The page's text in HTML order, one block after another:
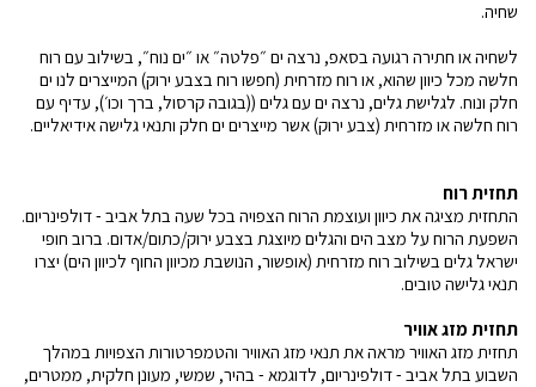
שחיה.
לשחיה או חתירה רגועה בסאפ, נרצה ים ״פלטה״ או ״ים נוח״, בשילוב עם רוח
חלשה מכל כיוון שהוא, או רוח מזרחית (חפשו רוח בצבע ירוק) המייצרים לנו ים
חלק ונוח. לגלישת גלים, נרצה ים עם גלים ((בגובה קרסול, ברך וכו׳), עדיף עם
רוח חלשה או מזרחית (צבע ירוק) אשר מייצרים ים חלק ותנאי גלישה אידיאליים.
תחזית רוח
התחזית מציגה את כיוון ועוצמת הרוח הצפויה בכל שעה בתל אביב - דולפינריום.
השפעת הרוח על מצב הים והגלים מיוצגת בצבע ירוק/כתום/אדום. ברוב חופי
ישראל גלים בשילוב רוח מזרחית (אופשור, הנושבת מכיוון החוף לכיוון הים) יצרו
תנאי גלישה טובים.
תחזית מזג אוויר
תחזית מזג האוויר מראה את תנאי מזג האוויר והטמפרטורות הצפויות במהלך
השבוע בתל אביב - דולפינריום, לדוגמא - בהיר, שמשי, מעונן חלקית, ממטרים,